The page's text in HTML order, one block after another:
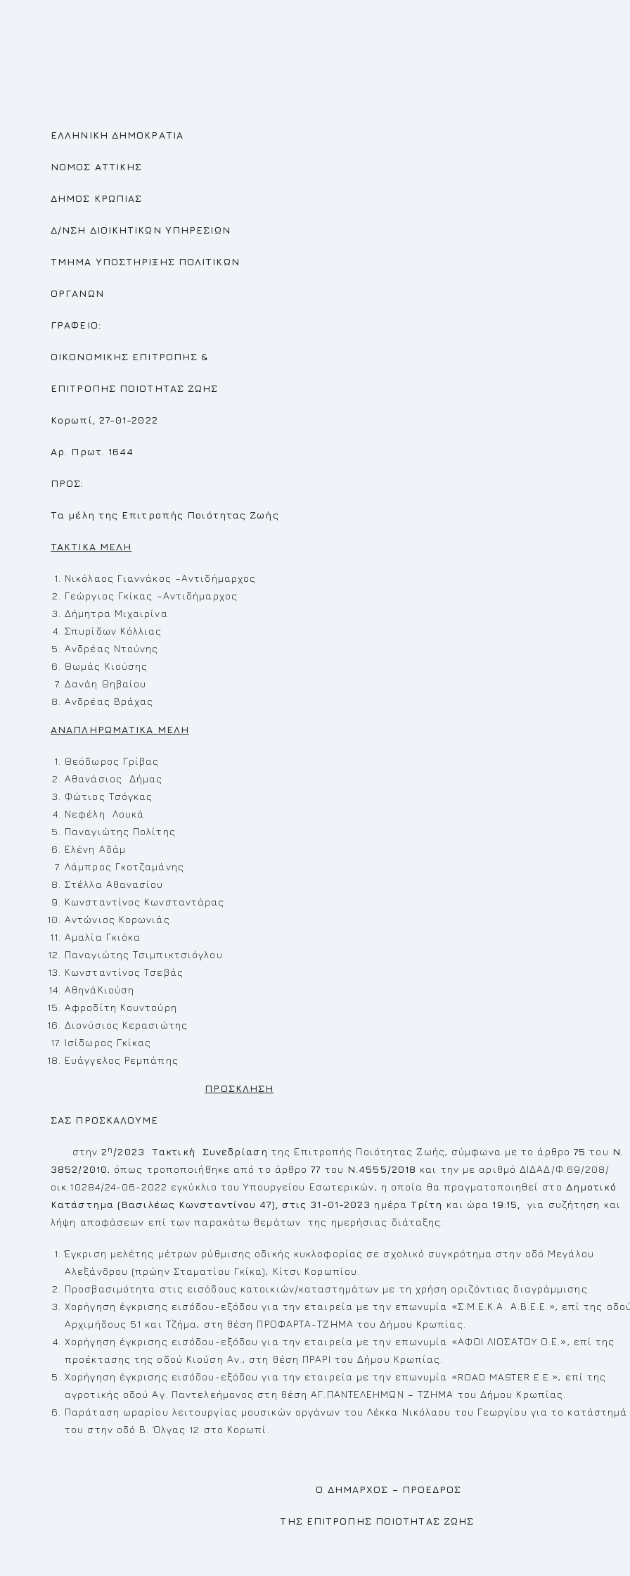
ΕΛΛΗΝΙΚΗ ΔΗΜΟΚΡΑΤΙΑ
ΝΟΜΟΣ ΑΤΤΙΚΗΣ
ΔΗΜΟΣ ΚΡΩΠΙΑΣ
Δ/ΝΣΗ ΔΙΟΙΚΗΤΙΚΩΝ ΥΠΗΡΕΣΙΩΝ
ΤΜΗΜΑ ΥΠΟΣΤΗΡΙΞΗΣ ΠΟΛΙΤΙΚΩΝ
ΟΡΓΑΝΩΝ
ΓΡΑΦΕΙΟ:
ΟΙΚΟΝΟΜΙΚΗΣ ΕΠΙΤΡΟΠΗΣ &
ΕΠΙΤΡΟΠΗΣ ΠΟΙΟΤΗΤΑΣ ΖΩΗΣ
Κορωπί, 27-01-2022
Αρ. Πρωτ. 1644
ΠΡΟΣ:
Τα μέλη της Επιτροπής Ποιότητας Ζωής
TAKTIKA MEΛH
Νικόλαος Γιαννάκος –Αντιδήμαρχος
Γεώργιος Γκίκας –Αντιδήμαρχος
Δήμητρα Μιχαιρίνα
Σπυρίδων Κόλλιας
Ανδρέας Ντούνης
Θωμάς Κιούσης
Δανάη Θηβαίου
Ανδρέας Βράχας
ΑΝΑΠΛΗΡΩΜΑΤΙΚΑ ΜΕΛΗ
Θεόδωρος Γρίβας
Αθανάσιος Δήμας
Φώτιος Τσόγκας
Νεφέλη Λουκά
Παναγιώτης Πολίτης
Ελένη Αδάμ
Λάμπρος Γκοτζαμάνης
Στέλλα Αθανασίου
Κωνσταντίνος Κωνσταντάρας
Αντώνιος Κορωνιάς
Αμαλία Γκιόκα
Παναγιώτης Τσιμπικτσιόγλου
Κωνσταντίνος Τσεβάς
ΑθηνάΚιούση
Αφροδίτη Κουντούρη
Διονύσιος Κερασιώτης
Ισίδωρος Γκίκας
Ευάγγελος Ρεμπάπης
ΠΡΟΣΚΛΗΣΗ
ΣΑΣ ΠΡΟΣΚΑΛΟΥΜΕ
στην 2 η /2023 Τακτική Συνεδρίαση της Επιτροπής Ποιότητας Ζωής, σύμφωνα με το άρθρο75του Ν.
3852/2010, όπως τροποποιήθηκε από το άρθρο77 του Ν.4555/2018 και την με αριθμό ΔΙΔΑΔ/Φ.69/208/
οικ.10284/24-06-2022 εγκύκλιο του Υπουργείου Εσωτερικών, η οποία θα πραγματοποιηθεί στο Δημοτικό
Κατάστημα (Βασιλέως Κωνσταντίνου 47), στις 31-01-2023 ημέρα Τρίτη και ώρα 19:15,
για συζήτηση και
λήψη αποφάσεων επί των παρακάτω θεμάτων της ημερήσιας διάταξης:
Έγκριση μελέτης μέτρων ρύθμισης οδικής κυκλοφορίας σε σχολικό συγκρότημα στην οδό Μεγάλου
Αλεξάνδρου (πρώην Σταματίου Γκίκα), Κίτσι Κορωπίου.
Προσβασιμότητα στις εισόδους κατοικιών/καταστημάτων με τη χρήση οριζόντιας διαγράμμισης.
Χορήγηση έγκρισης εισόδου-εξόδου για την εταιρεία με την επωνυμία «Σ.Μ.Ε.Κ.Α. Α.Β.Ε.Ε.», επί της
Αρχιμήδους 51 και Τζήμα, στη θέση ΠΡΟΦΑΡΤΑ-ΤΖΗΜΑ του Δήμου Κρωπίας.
Χορήγηση έγκρισης εισόδου-εξόδου για την εταιρεία με την επωνυμία «ΑΦΟΙ ΛΙΟΣΑΤΟΥ Ο.Ε.», επί της
προέκτασης της οδού Κιούση Αν., στη θέση ΠΡΑΡΙ του Δήμου Κρωπίας.
Χορήγηση έγκρισης εισόδου-εξόδου για την εταιρεία με την επωνυμία «ROAD MASTER E.E.», επί της
αγροτικής οδού Αγ. Παντελεήμονος στη θέση ΑΓ.ΠΑΝΤΕΛΕΗΜΩΝ – ΤΖΗΜΑ του Δήμου Κρωπίας.
Παράταση ωραρίου λειτουργίας μουσικών οργάνων του Λέκκα Νικόλαου του Γεωργίου για το κατάστημά
του στην οδό Β. Όλγας 12 στο Κορωπί.
Ο ΔΗΜΑΡΧΟΣ – ΠΡΟΕΔΡΟΣ
ΤΗΣ ΕΠΙΤΡΟΠΗΣ ΠΟΙΟΤΗΤΑΣ ΖΩΗΣ